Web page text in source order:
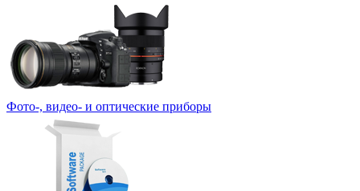
Фото-, видео- и оптические приборы